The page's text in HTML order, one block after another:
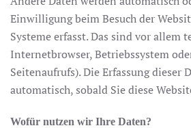
Einwilligung beim Besuch der
Systeme erfasst. Das sind vor allem
Internetbrowser, Betriebssystem
Seitenaufrufs). Die Erfassung dieser
automatisch, sobald Sie diese
Wofür nutzen wir Ihre Daten?